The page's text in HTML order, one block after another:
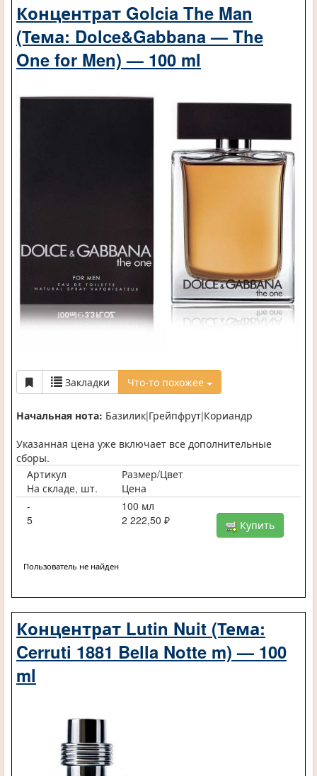
Концентрат Golcia The Man
(Тема: Dolce&Gabbana — The
One for Men) — 100 ml
Закладки Что-то похожее
Начальная нота: Базилик|Грейпфрут|Кориандр
Указанная цена уже включает все дополнительные
сборы.
Артикул
Размер/Цвет
На складе, шт.
Цена
-
100 мл
5
2 222,50 ₽ Купить
Пользователь не найден
Концентрат Lutin Nuit (Тема:
Cerruti 1881 Bella Notte m) — 100
ml